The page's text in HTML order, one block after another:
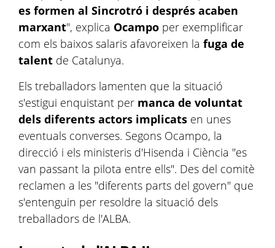
es formen al Sincrotró i després acaben
marxant", explica Ocampo per exemplificar
com els baixos salaris afavoreixen la fuga de
talent de Catalunya.
Els treballadors lamenten que la situació
s'estigui enquistant per manca de voluntat
dels diferents actors implicats en unes
eventuals converses. Segons Ocampo, la
direcció i els ministeris d'Hisenda i Ciència "es
van passant la pilota entre ells". Des del comitè
reclamen a les "diferents parts del govern" que
s'entenguin per resoldre la situació dels
treballadors de l'ALBA.